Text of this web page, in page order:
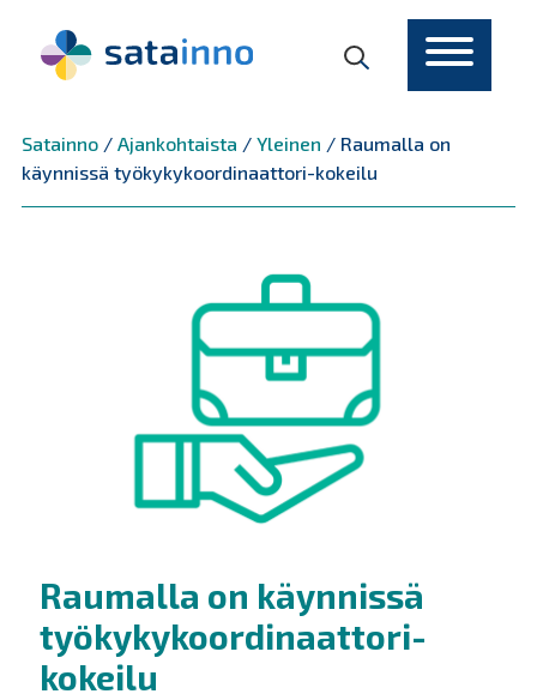
Satainno/ Ajankohtaista / Yleinen / Raumalla on
käynnissä työkykykoordinaattori-kokeilu
Raumalla on käynnissä
työkykykoordinaattori-
kokeilu